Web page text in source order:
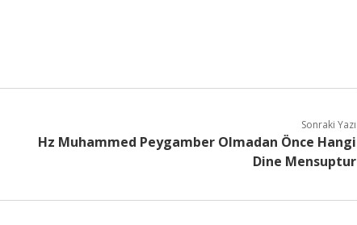
Sonraki Yazı
Hz Muhammed Peygamber Olmadan Önce Hangi
Dine Mensuptur